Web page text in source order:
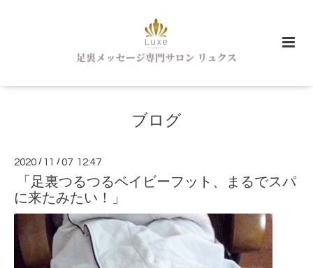
ブログ
2020 / 11 /07 12:47
「足裏つるつるベイビーフット、まるでスパ
に来たみたい！」